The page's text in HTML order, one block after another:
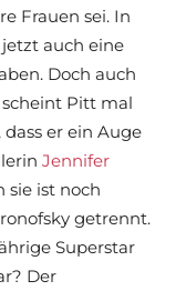
Frauen sei. In
auch eine
Doch auch
Pitt mal
er ein Auge
Jennifer
sie ist noch
getrennt.
Superstar
Der